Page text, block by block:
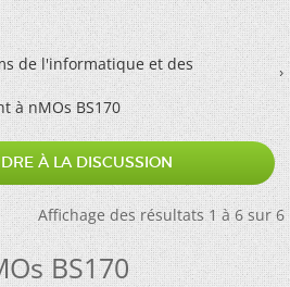
de l'informatique et des
à nMOs BS170
À LA DISCUSSION
Affichage des résultats 1 à 6 sur 6
BS170